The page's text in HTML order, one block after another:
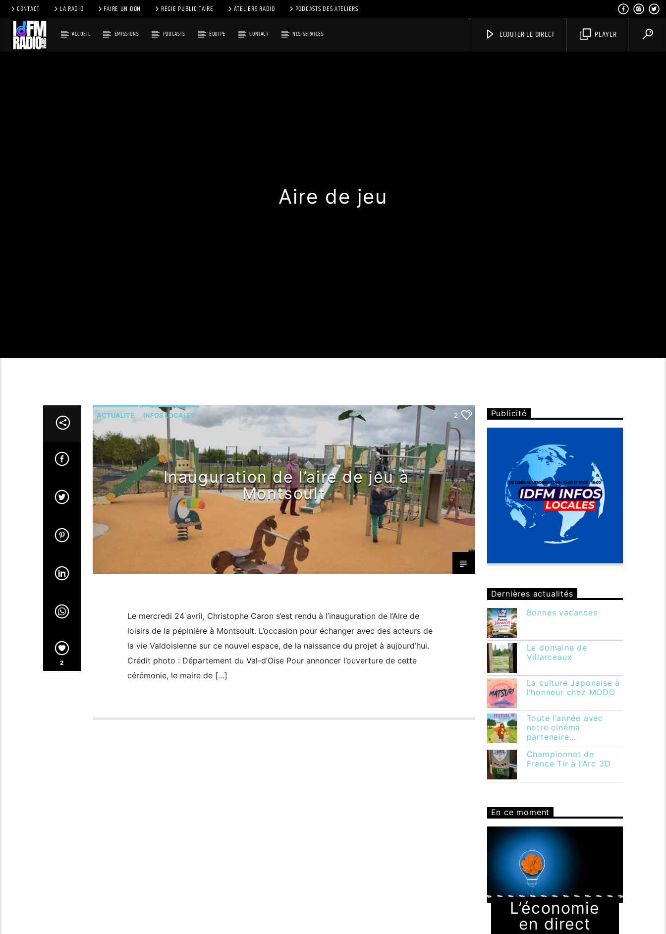
CONTACT LA RADIO FAIRE UN DON RÉGIE PUBLICITAIRE ATELIERS RADIO PODCASTS DES ATELIERS
ACCUEIL ÉMISSIONS PODCASTS ÉQUIPE CONTACT NOS SERVICES PLAYER
ECOUTER LE DIRECT
Aire de jeu
2
ACTUALITÉ INFOS LOCALES 2
Inauguration de l’aire de jeu à
Montsoult
Le mercredi 24 avril, Christophe Caron s’est rendu à l’inauguration de l’Aire de
loisirs de la pépinière à Montsoult. L’occasion pour échanger avec des acteurs de
la vie Valdoisienne sur ce nouvel espace, de la naissance du projet à aujourd’hui.
Crédit photo : Département du Val-d’Oise Pour annoncer l’ouverture de cette
cérémonie, le maire de […]
Publicité
Dernières actualités
Bonnes vacances
Le domaine de
Villarceaux
La culture Japonaise à
l’honneur chez MODO
Toute l’année avec
notre cinéma
partenaire…
Championnat de
France Tir à l’Arc 3D
En ce moment
L’économie
en direct